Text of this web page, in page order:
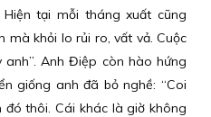
tại mỗi tháng xuất cũng
mà khỏi lo rủi ro, vất vả. Cuộc
Anh Điệp còn hào hứng
giống anh đã bỏ nghề: “Coi
đó thôi. Cái khác là giờ không